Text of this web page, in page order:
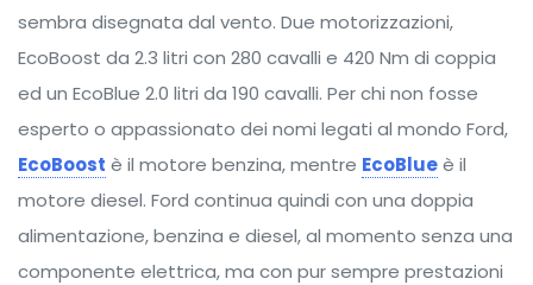
sembra disegnata dal vento. Due motorizzazioni,
EcoBoost da 2.3 litri con 280 cavalli e 420 Nm di coppia
ed un EcoBlue 2.0 litri da 190 cavalli. Per chi non fosse
esperto o appassionato dei nomi legati al mondo Ford,
EcoBoost è il motore benzina, mentre EcoBlueè il
motore diesel. Ford continua quindi con una doppia
alimentazione, benzina e diesel, al momento senza una
componente elettrica, ma con pur sempre prestazioni